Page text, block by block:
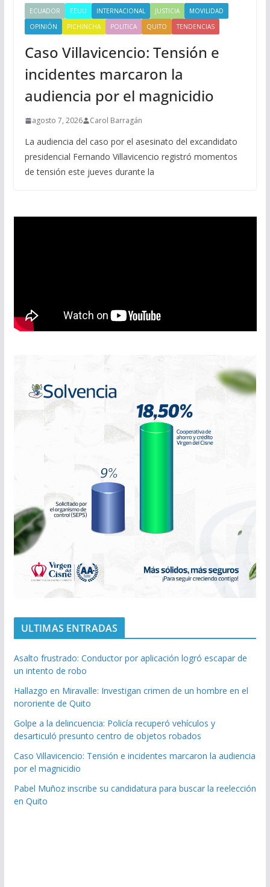
ECUADOR EEUU INTERNACIONAL JUSTICIA
MOVILIDAD
OPINIÓN
PICHINCHA POLITICA QUITO TENDENCIAS
Caso Villavicencio: Tensión e
incidentes marcaron la
audiencia por el magnicidio
agosto 7, 2026 Carol Barragán
La audiencia del caso por el asesinato del excandidato
presidencial Fernando Villavicencio registró momentos
de tensión este jueves durante la
ULTIMAS ENTRADAS
Asalto frustrado: Conductor por aplicación logró escapar de
un intento de robo
Hallazgo en Miravalle: Investigan crimen de un hombre en el
nororiente de Quito
Golpe a la delincuencia: Policía recuperó vehículos y
desarticuló presunto centro de objetos robados
Caso Villavicencio: Tensión e incidentes marcaron la audiencia
por el magnicidio
Pabel Muñoz inscribe su candidatura para buscar la reelección
en Quito